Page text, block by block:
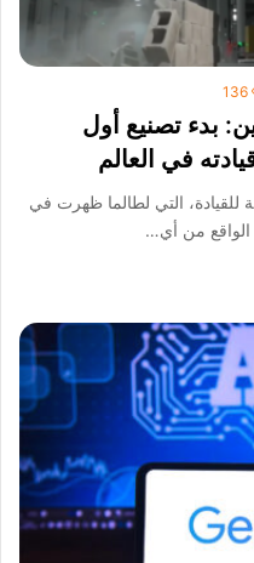
136
بدء تصنيع أول
في العالم
للقيادة، التي لطالما ظهرت في
الواقع من أي…